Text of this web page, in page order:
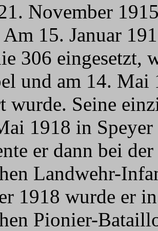
November
Am 15. Januar
306 eingesetzt,
und am 14.
wurde. Seine
1918 in
er dann bei
Landwehr-
1918 wurde er
Pionier-